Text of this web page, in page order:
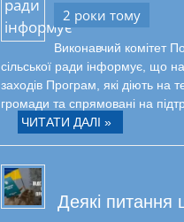
2 роки тому
Виконавчий комітет
сільської ради інформує, що
заходів Програм, які діють на
громади та спрямовані на
ЧИТАТИ ДАЛІ »
Деякі питання